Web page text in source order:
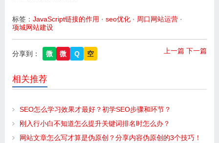
标签： JavaScript链接的作用 · seo优化 · 周口网站运营 ·
项城网站建设
上一篇 下一篇
分享到： 微 微 Q 空
相关推荐
SEO怎么学习效果才最好？初学SEO步骤和环节？
刚入行小白不知道怎么提升关键词排名时怎么办？
网站文章怎么写才算是伪原创？分享内容伪原创的3个技巧！